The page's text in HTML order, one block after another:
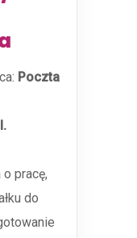
Poczta
pracę,
do